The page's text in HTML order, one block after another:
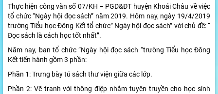
Thực hiện công văn số 07/KH – PGD&ĐT huyện Khoái Châu về việc
tổ chức “Ngày hội đọc sách” năm 2019. Hôm nay, ngày 19/4/2019
trường Tiểu học Đông Kết tổ chức” Ngày hội đọc sách” với chủ đề: “
Đọc sách là cách học tốt nhất”.
Năm nay, ban tổ chức “Ngày hội đọc sách “trường Tiểu học Đông
Kết tiến hành gồm 3 phần:
Phần 1: Trưng bày tủ sách thư viện giữa các lớp.
Phần 2: Vẽ tranh với thông điệp nhằm tuyên truyền cho học sinh